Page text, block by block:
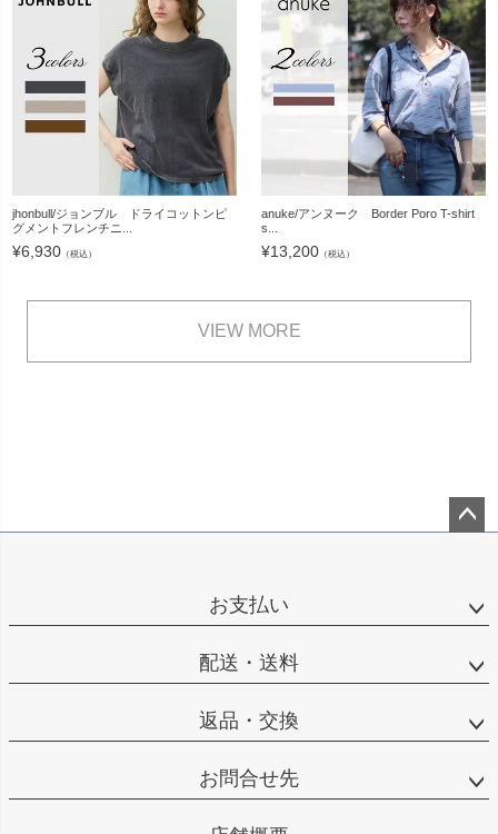
jhonbull/ジョンブル ドライコットンピ
グメントフレンチニ...
¥6,930 （税込）
anuke/アンヌーク Border Poro T-shirt
s...
¥13,200 （税込）
VIEW MORE
お支払い
配送・送料
返品・交換
お問合せ先